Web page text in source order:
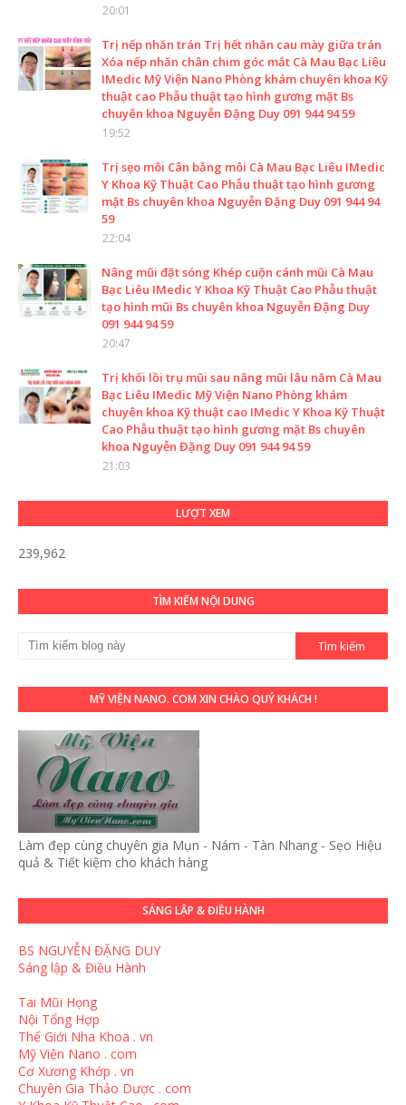
20:01
Trị nếp nhăn trán Trị hết nhăn cau mày giữa trán
Xóa nếp nhăn chân chim góc mắt Cà Mau Bạc Liêu
IMedic Mỹ Viện Nano Phòng khám chuyên khoa Kỹ
thuật cao Phẫu thuật tạo hình gương mặt Bs
chuyên khoa Nguyễn Đặng Duy 091 944 94 59
19:52
Trị sẹo môi Cân bằng môi Cà Mau Bạc Liêu IMedic
Y Khoa Kỹ Thuật Cao Phẫu thuật tạo hình gương
mặt Bs chuyên khoa Nguyễn Đặng Duy 091 944 94
59
22:04
Nâng mũi đặt sóng Khép cuộn cánh mũi Cà Mau
Bạc Liêu IMedic Y Khoa Kỹ Thuật Cao Phẫu thuật
tạo hình mũi Bs chuyên khoa Nguyễn Đặng Duy
091 944 94 59
20:47
Trị khối lồi trụ mũi sau nâng mũi lâu năm Cà Mau
Bạc Liêu IMedic Mỹ Viện Nano Phòng khám
chuyên khoa Kỹ thuật cao IMedic Y Khoa Kỹ Thuật
Cao Phẫu thuật tạo hình gương mặt Bs chuyên
khoa Nguyễn Đặng Duy 091 944 94 59
21:03
LƯỢT XEM
239,962
TÌM KIẾM NỘI DUNG
MỸ VIỆN NANO. COM XIN CHÀO QUÝ KHÁCH !
Làm đẹp cùng chuyên gia Mụn - Nám - Tàn Nhang - Sẹo Hiệu
quả & Tiết kiệm cho khách hàng
SÁNG LẬP & ĐIỀU HÀNH
BS NGUYỄN ĐẶNG DUY
Sáng lập & Điều Hành
Tai Mũi Họng
Nội Tổng Hợp
Thế Giới Nha Khoa . vn
Mỹ Viện Nano . com
Cơ Xương Khớp . vn
Chuyên Gia Thảo Dược . com